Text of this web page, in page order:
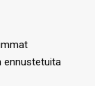
ennustetuita